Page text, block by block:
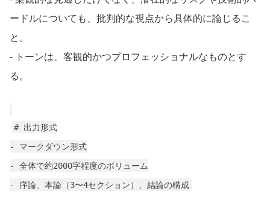
ードルについても、批判的な視点から具体的に論じるこ
と。
- トーンは、客観的かつプロフェッショナルなものとす
る。
# 出力形式
- マークダウン形式
- 全体で約2000字程度のボリューム
- 序論、本論（3〜4セクション）、結論の構成